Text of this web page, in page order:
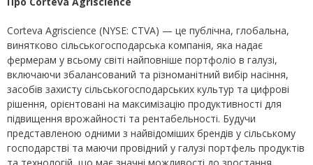
Corteva Agriscience (NYSE: CTVA) — це публічна, глобальна,
винятково сільськогосподарська компанія, яка надає
фермерам у всьому світі найповніше портфоліо в галузі,
включаючи збалансований та різноманітний вибір насіння,
засобів захисту сільськогосподарських культур та цифрові
рішення, орієнтовані на максимізацію продуктивності для
підвищення врожайності та рентабельності. Будучи
представленою одними з найвідоміших брендів у сільському
господарстві та маючи провідний у галузі портфель продуктів